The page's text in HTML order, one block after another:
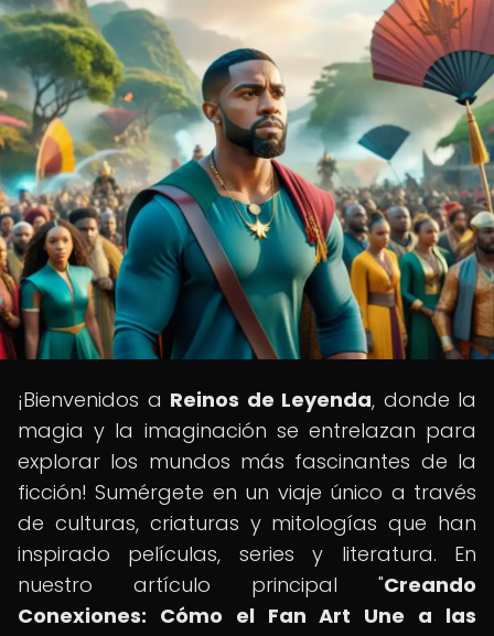
¡Bienvenidos a Reinos de Leyenda, donde la
magia y la imaginación se entrelazan para
explorar los mundos más fascinantes de la
ficción! Sumérgete en un viaje único a través
de culturas, criaturas y mitologías que han
inspirado películas, series y literatura. En
nuestro artículo principal "Creando
Conexiones: Cómo el Fan Art Une a las